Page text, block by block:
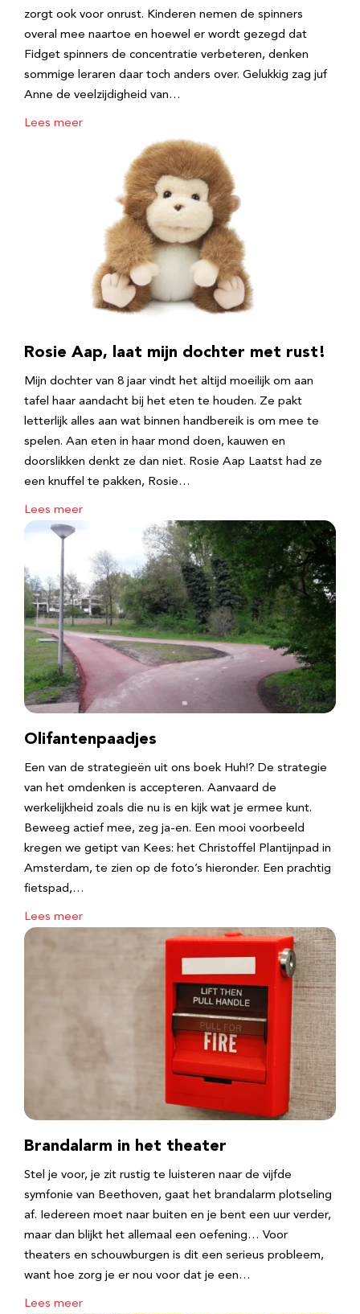
zorgt ook voor onrust. Kinderen nemen de spinners
overal mee naartoe en hoewel er wordt gezegd dat
Fidget spinners de concentratie verbeteren, denken
sommige leraren daar toch anders over. Gelukkig zag juf
Anne de veelzijdigheid van…
Lees meer
Rosie Aap, laat mijn dochter met rust!
Mijn dochter van 8 jaar vindt het altijd moeilijk om aan
tafel haar aandacht bij het eten te houden. Ze pakt
letterlijk alles aan wat binnen handbereik is om mee te
spelen. Aan eten in haar mond doen, kauwen en
doorslikken denkt ze dan niet. Rosie Aap Laatst had ze
een knuffel te pakken, Rosie…
Lees meer
Olifantenpaadjes
Een van de strategieën uit ons boek Huh!? De strategie
van het omdenken is accepteren. Aanvaard de
werkelijkheid zoals die nu is en kijk wat je ermee kunt.
Beweeg actief mee, zeg ja-en. Een mooi voorbeeld
kregen we getipt van Kees: het Christoffel Plantijnpad in
Amsterdam, te zien op de foto’s hieronder. Een prachtig
fietspad,…
Lees meer
Brandalarm in het theater
Stel je voor, je zit rustig te luisteren naar de vijfde
symfonie van Beethoven, gaat het brandalarm plotseling
af. Iedereen moet naar buiten en je bent een uur verder,
maar dan blijkt het allemaal een oefening… Voor
theaters en schouwburgen is dit een serieus probleem,
want hoe zorg je er nou voor dat je een…
Lees meer